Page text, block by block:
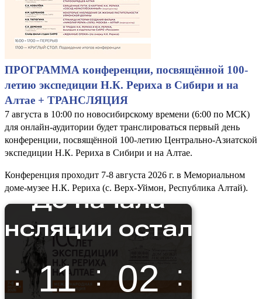
ПРОГРАММА конференции, посвящённой 100-
летию экспедиции Н.К. Рериха в Сибири и на
Алтае + ТРАНСЛЯЦИЯ
7 августа в 10:00 по новосибирскому времени (6:00 по МСК)
для онлайн-аудитории будет транслироваться первый день
конференции, посвящённой 100-летию Центрально-Азиатской
экспедиции Н.К. Рериха в Сибири и на Алтае.
Конференция проходит 7-8 августа 2026 г. в Мемориальном
доме-музее Н.К. Рериха (с. Верх-Уймон, Республика Алтай).